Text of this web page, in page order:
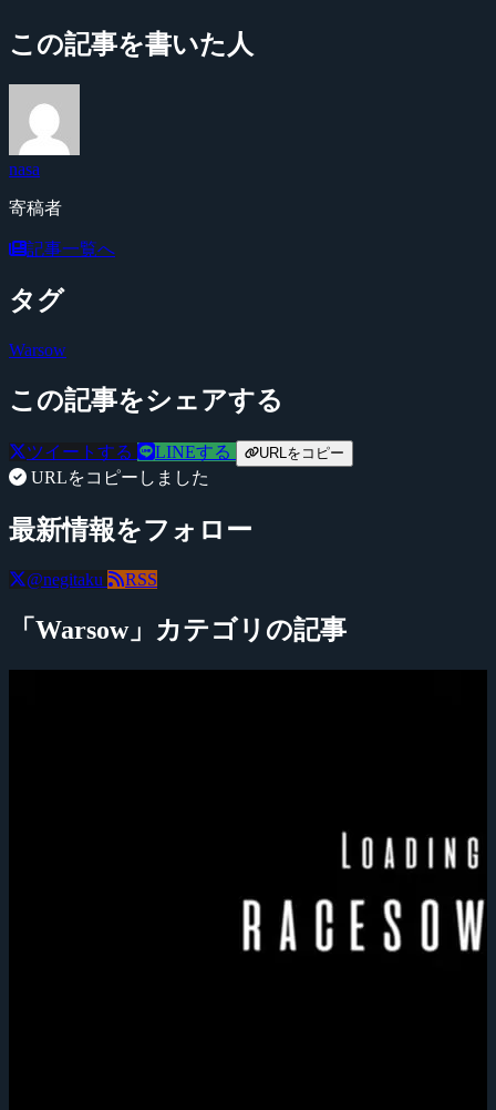
この記事を書いた人
nasa
寄稿者
記事一覧へ
タグ
Warsow
この記事をシェアする
ツイートする LINEする URLをコピー
URLをコピーしました
最新情報をフォロー
@negitaku RSS
「Warsow」カテゴリの記事